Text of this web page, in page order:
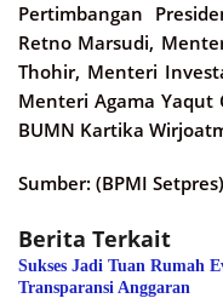
Pertimbangan
Retno Marsudi,
Thohir, Menteri
Menteri Agama Yaqut
BUMN Kartika
Sumber: (BPMI Setpres)
Berita Terkait
Sukses Jadi Tuan Rumah
Transparansi Anggaran